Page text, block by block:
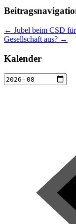
← Jubel beim CSD
Gesellschaft aus? →
Kalender